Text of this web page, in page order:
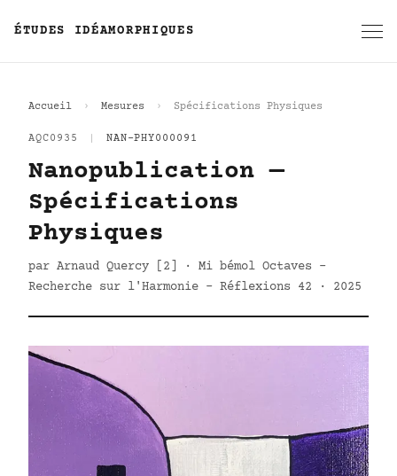
ÉTUDES IDÉAMORPHIQUES
Accueil Mesures Spécifications Physiques
AQC0935 NAN-PHY000091
Nanopublication —
Spécifications
Physiques
par Arnaud Quercy [2] · Mi bémol Octaves -
Recherche sur l'Harmonie - Réflexions 42 · 2025